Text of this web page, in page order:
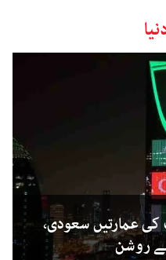
عمارتیں سعودی،
روشن